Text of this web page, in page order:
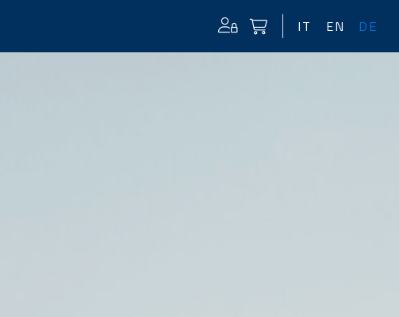
IT EN DE